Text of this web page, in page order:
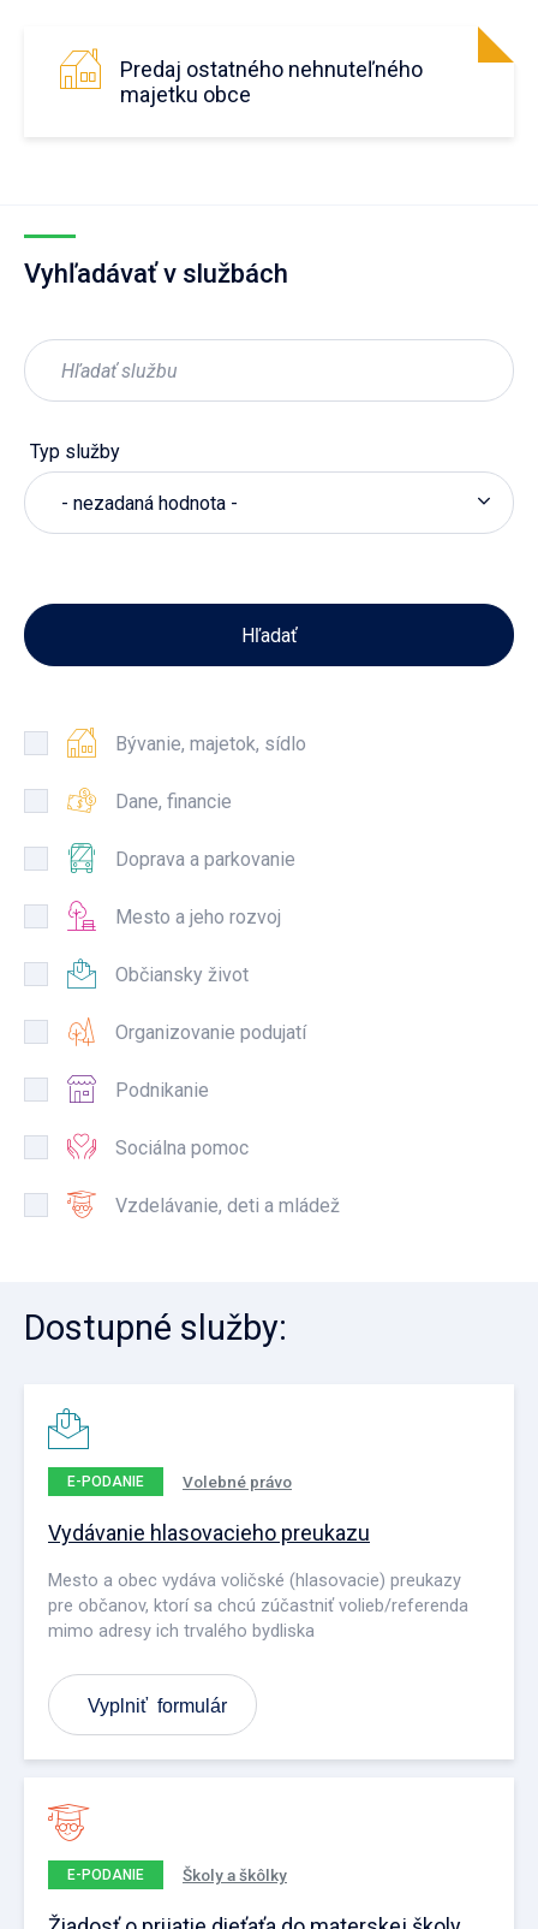
Predaj ostatného nehnuteľného
majetku obce
Vyhľadávať v službách
Typ služby
- nezadaná hodnota -
Bývanie, majetok, sídlo
Dane, financie
Doprava a parkovanie
Mesto a jeho rozvoj
Občiansky život
Organizovanie podujatí
Podnikanie
Sociálna pomoc
Vzdelávanie, deti a mládež
Dostupné služby:
E-PODANIE Volebné právo
Vydávanie hlasovacieho preukazu
Mesto a obec vydáva voličské (hlasovacie) preukazy
pre občanov, ktorí sa chcú zúčastniť volieb/referenda
mimo adresy ich trvalého bydliska
Vyplniť formulár
E-PODANIE Školy a škôlky